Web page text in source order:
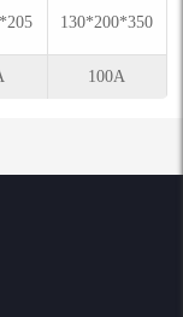
130*200*350
100A